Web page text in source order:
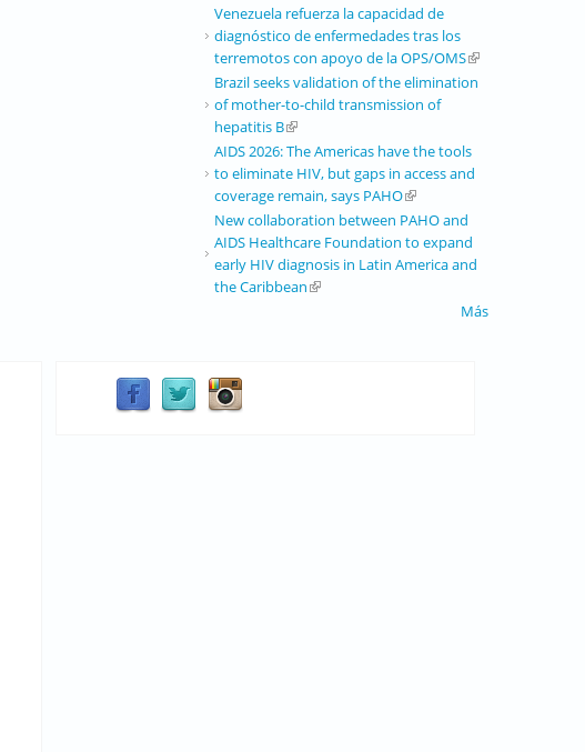
Venezuela refuerza la capacidad de
diagnóstico de enfermedades tras los
terremotos con apoyo de la OPS/OMS(link is external)
Brazil seeks validation of the elimination
of mother-to-child transmission of
hepatitis B(link is external)
AIDS 2026: The Americas have the tools
to eliminate HIV, but gaps in access and
coverage remain, says PAHO(link is external)
New collaboration between PAHO and
AIDS Healthcare Foundation to expand
early HIV diagnosis in Latin America and
the Caribbean(link is external)
Más